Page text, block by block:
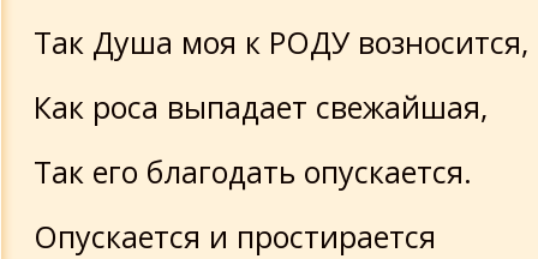
Так Душа моя к РОДУ возносится,
Как роса выпадает свежайшая,
Так его благодать опускается.
Опускается и простирается